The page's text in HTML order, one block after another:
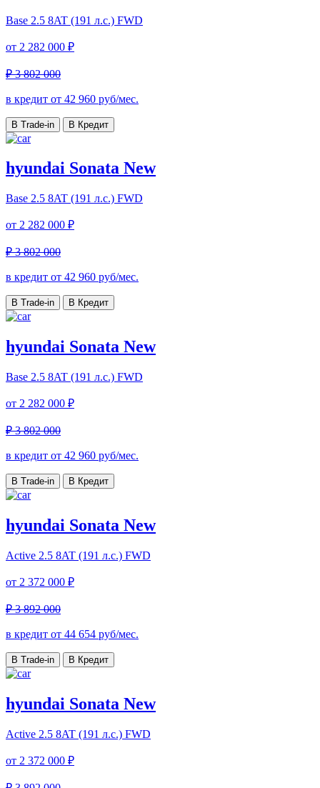
Base 2.5 8AT (191 л.с.) FWD
от 2 282 000 ₽
₽ 3 802 000
в кредит от 42 960 руб/мес.
В Trade-in В Кредит
hyundai Sonata New
Base 2.5 8AT (191 л.с.) FWD
от 2 282 000 ₽
₽ 3 802 000
в кредит от 42 960 руб/мес.
В Trade-in В Кредит
hyundai Sonata New
Base 2.5 8AT (191 л.с.) FWD
от 2 282 000 ₽
₽ 3 802 000
в кредит от 42 960 руб/мес.
В Trade-in В Кредит
hyundai Sonata New
Active 2.5 8AT (191 л.с.) FWD
от 2 372 000 ₽
₽ 3 892 000
в кредит от 44 654 руб/мес.
В Trade-in В Кредит
hyundai Sonata New
Active 2.5 8AT (191 л.с.) FWD
от 2 372 000 ₽